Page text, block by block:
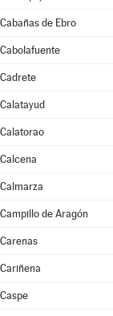
Cabañas de Ebro
Cabolafuente
Cadrete
Calatayud
Calatorao
Calcena
Calmarza
Campillo de Aragón
Carenas
Cariñena
Caspe